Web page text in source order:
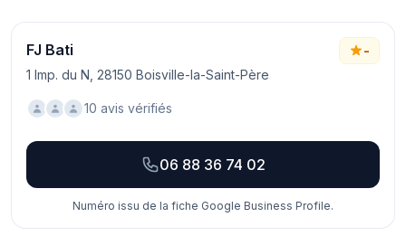
FJ Bati
1 Imp. du N, 28150 Boisville-la-Saint-Père
-
10 avis vérifiés
06 88 36 74 02
Numéro issu de la fiche Google Business Profile.